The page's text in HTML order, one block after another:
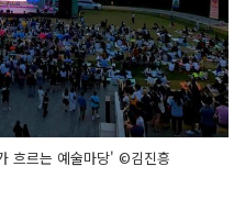
흐르는 예술마당' ©김진흥